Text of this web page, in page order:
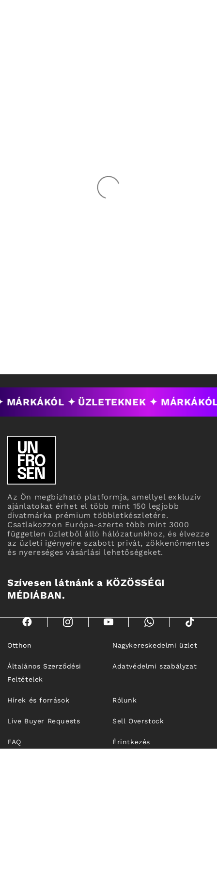
MÁRKÁKÓL ✦ ÜZLETEKNEK ✦
Az Ön megbízható platformja, amellyel exkluzív
ajánlatokat érhet el több mint 150 legjobb
divatmárka prémium többletkészletére.
Csatlakozzon Európa-szerte több mint 3000
független üzletből álló hálózatunkhoz, és élvezze
az üzleti igényeire szabott privát, zökkenőmentes
és nyereséges vásárlási lehetőségeket.
Szívesen látnánk a KÖZÖSSÉGI
MÉDIÁBAN.
Otthon Nagykereskedelmi üzlet
Általános Szerződési
Feltételek
Adatvédelmi szabályzat
Hírek és források Rólunk
Live Buyer Requests Sell Overstock
FAQ Érintkezés